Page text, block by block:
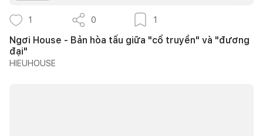
1 0 1
Ngơi House - Bản hòa tấu giữa "cổ truyền" và "đương
đại"
HIEUHOUSE